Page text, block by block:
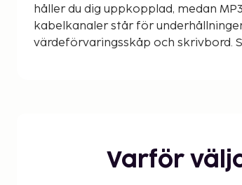
håller du dig uppkopplad, medan
kabelkanaler står för
värdeförvaringsskåp och skrivbord.
Acibadem Taksim sjukhus - 4,1 km
Istiklal-avenyn - 4,3 km
Varför